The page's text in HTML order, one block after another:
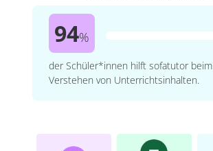
94%
der Schüler*innen hilft sofatutor beim
Verstehen von Unterrichtsinhalten.